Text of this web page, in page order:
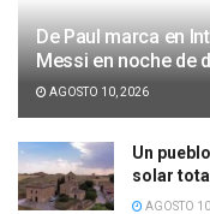
De Paul marca en
Messi en noche de
AGOSTO 10, 2026
Un
solar
AGOSTO